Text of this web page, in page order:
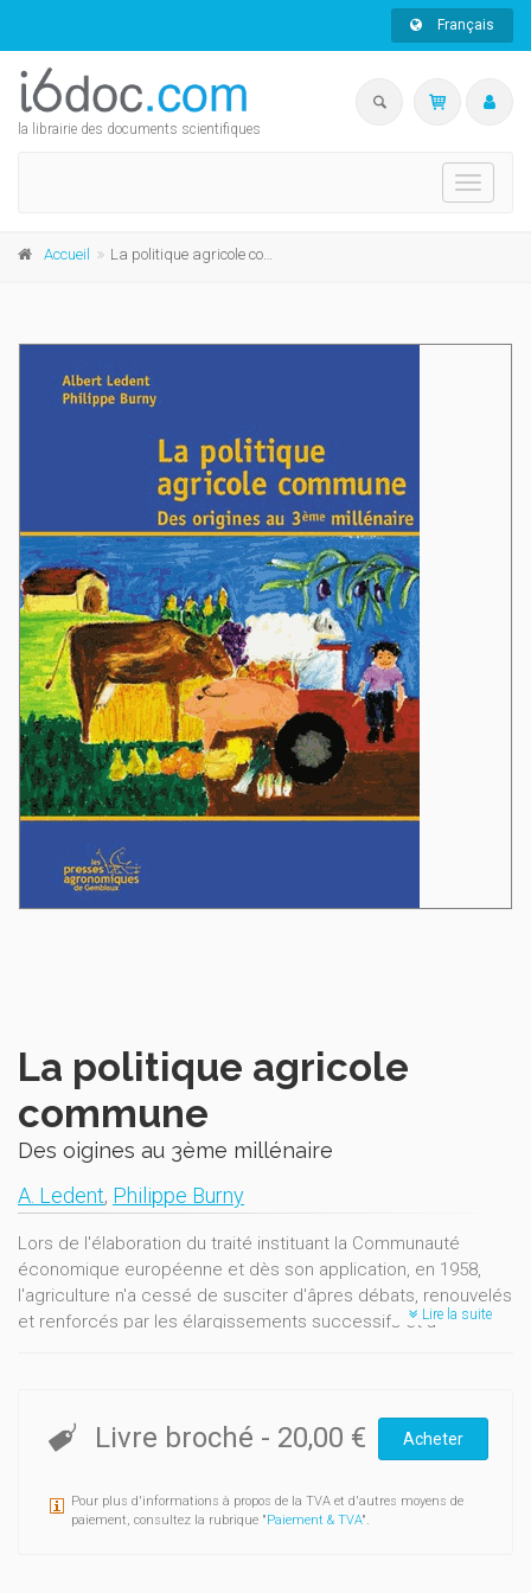
Français
la librairie des documents scientifiques
Toggle
Accueil La politique agricole commune
La politique agricole
commune
Des oigines au 3ème millénaire
A. Ledent, Philippe Burny
Lors de l'élaboration du traité instituant la Communauté
économique européenne et dès son application, en 1958,
l'agriculture n'a cessé de susciter d'âpres débats, renouvelés
et renforcés par les élargissements successifs et à
membres et l'agriculture est toujours une activité importante
dans l'Union européenne. Outre son rôle nourricier, elle
compose le fondement de nombre d'industries d'amont et
d'aval (agro-industries). Elle est aussi un facteur essentiel du
Lire la suite
Livre broché - 20,00 € Acheter
Pour plus d'informations à propos de la TVA et d'autres moyens de
paiement, consultez la rubrique "Paiement & TVA".